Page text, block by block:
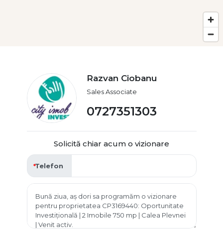
Razvan Ciobanu
Sales Associate
0727351303
Solicită chiar acum o vizionare
Telefon